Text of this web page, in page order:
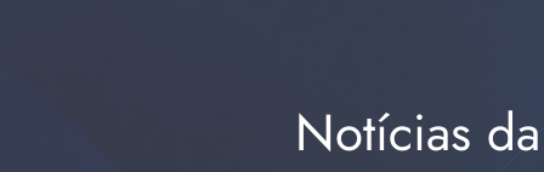
Notícias